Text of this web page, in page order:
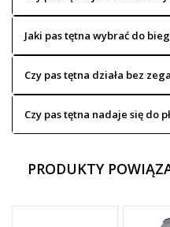
Jaki pas tętna wybrać do
Czy pas tętna działa bez
Czy pas tętna nadaje się do
PRODUKTY